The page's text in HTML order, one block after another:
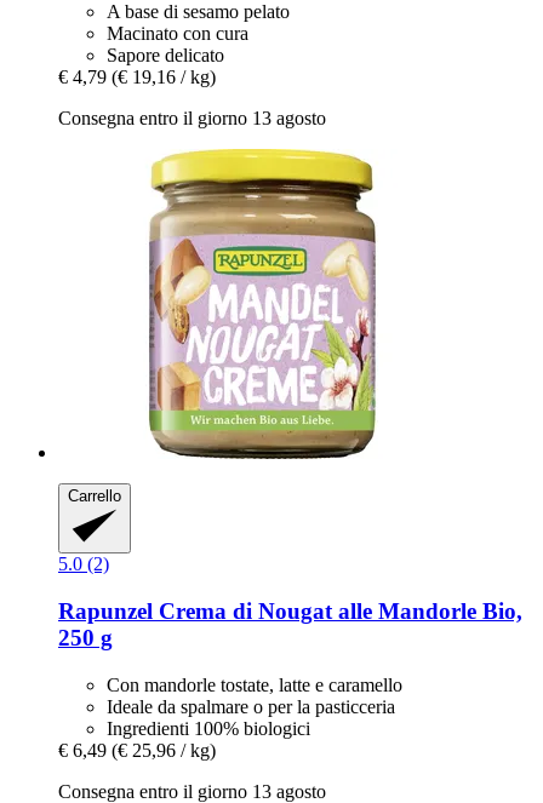
A base di sesamo pelato
Macinato con cura
Sapore delicato
€ 4,79 (€ 19,16 / kg)
Consegna entro il giorno 13 agosto
Carrello
5.0 (2)
Rapunzel Crema di Nougat alle Mandorle Bio,
250 g
Con mandorle tostate, latte e caramello
Ideale da spalmare o per la pasticceria
Ingredienti 100% biologici
€ 6,49 (€ 25,96 / kg)
Consegna entro il giorno 13 agosto